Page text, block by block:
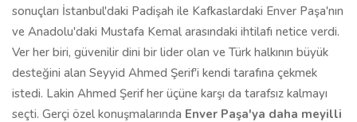
sonuçları İstanbul'daki Padişah ile Kafkaslardaki Enver Paşa'nın
ve Anadolu'daki Mustafa Kemal arasındaki ihtilafı netice verdi.
Ver her biri, güvenilir dini bir lider olan ve Türk halkının büyük
desteğini alan Seyyid Ahmed Şerif'i kendi tarafına çekmek
istedi. Lakin Ahmed Şerif her üçüne karşı da tarafsız kalmayı
seçti. Gerçi özel konuşmalarında Enver Paşa'ya daha meyilli